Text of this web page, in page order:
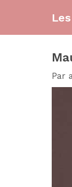
contenu
Par